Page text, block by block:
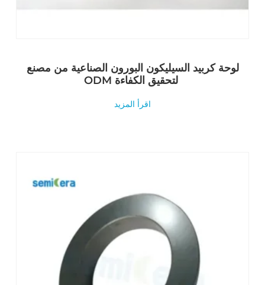
لوحة كربيد السيليكون البورون الصناعية من مصنع
اقرأ المزيد